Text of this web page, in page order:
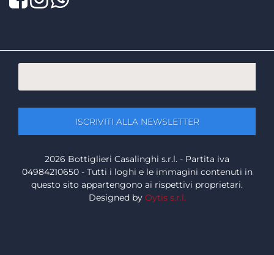
2026 Bottiglieri Casalinghi s.r.l. - Partita iva
04984210650 - Tutti i loghi e le immagini contenuti in
questo sito appartengono ai rispettivi proprietari.
Designed by Oytis s.r.l.